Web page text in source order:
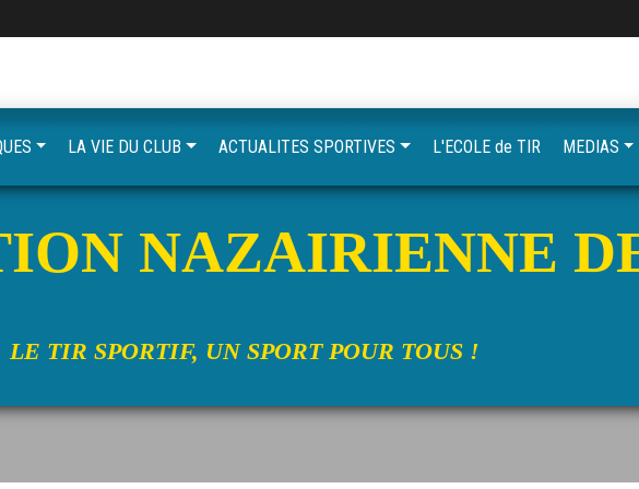
NAZAIRIENNE
LE TIR SPORTIF, UN SPORT POUR TOUS !
LA VIE DU CLUB ACTUALITES SPORTIVES L'ECOLE de TIR MEDIAS